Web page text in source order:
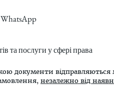
WhatsApp
та послуги у сфері права
документи
незалежно від